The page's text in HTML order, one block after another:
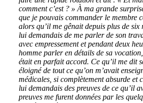
comment c’est ? » À ma grande
que je pouvais commander le membre
alors qu’il me gênait depuis plus de six
lui demandais de me parler de son
avec empressement et pendant deux
homme parler en détails de sa
était en parfait accord. Ce qu’il me dit
éloigné de tout ce qu’on m’avait
médicales, si complètement absurde et
lui demandais des preuves de ce qu’il
preuves me furent données par les